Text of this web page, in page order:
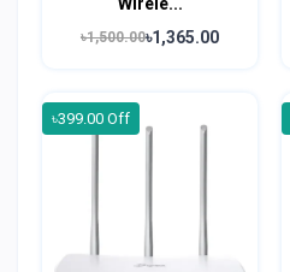
৳1,500.00৳1,365.00
৳399.00 Off